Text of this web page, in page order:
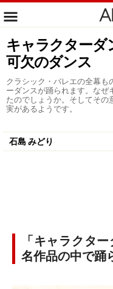
キャラクターダ
可欠のダンス
クラシック・バレエの全幕も
ーダンスが踊られます。なぜ
たのでしょうか。そしてその
実があるようです。
石島 みどり
「キャラクタ
名作品の中で踊